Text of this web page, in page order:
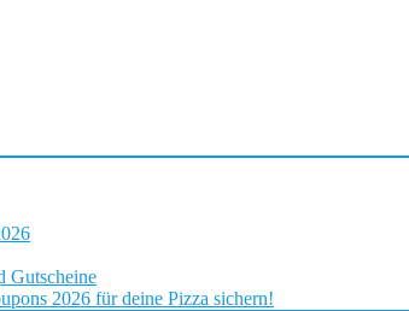
Gutscheine
2026 für deine Pizza sichern!